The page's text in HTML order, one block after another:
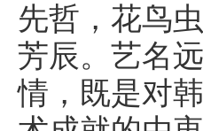
先哲，花鸟
芳辰。艺名
情，既是对